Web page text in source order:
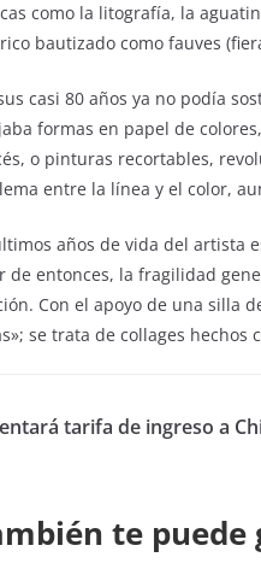
como la litografía, la
bautizado como fauves
casi 80 años ya no podía
formas en papel de
o pinturas recortables,
entre la línea y el color,
años de vida del artista
de entonces, la fragilidad
Con el apoyo de una silla
se trata de collages hechos
tarifa de ingreso a
te puede